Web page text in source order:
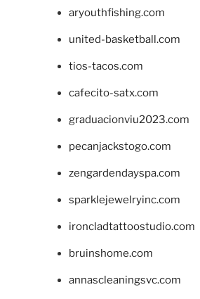
aryouthfishing.com
united-basketball.com
tios-tacos.com
cafecito-satx.com
graduacionviu2023.com
pecanjackstogo.com
zengardendayspa.com
sparklejewelryinc.com
ironcladtattoostudio.com
bruinshome.com
annascleaningsvc.com